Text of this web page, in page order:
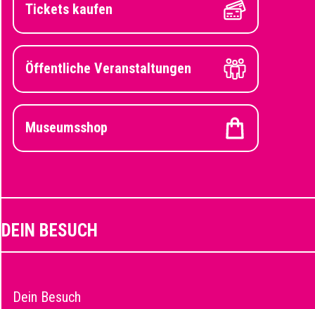
Tickets kaufen
Öffentliche Veranstaltungen
Museumsshop
DEIN BESUCH
Dein Besuch